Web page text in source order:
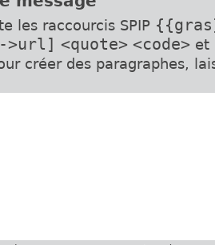
les raccourcis SPIP
>url] <quote> <code>et
créer des paragraphes,